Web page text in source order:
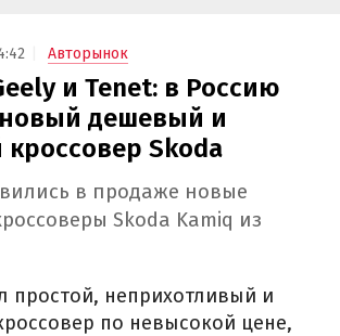
Авторынок
и Tenet: в Россию
дешевый и
Skoda
в продаже новые
Skoda Kamiq из
простой, неприхотливый и
по невысокой цене,